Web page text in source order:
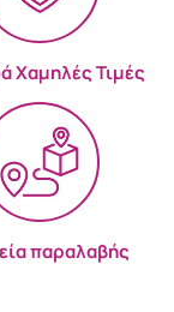
Χαμηλές Τιμές
παραλαβής